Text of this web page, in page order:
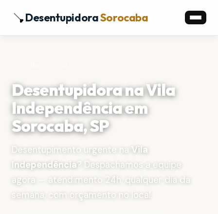
DesentupidoraSorocaba
Desentupidora na Vila
Independência em
Sorocaba, SP
Desentupimento urgente na Vila
Independência? Despachamos a equipe
agora — atendimento 24h, qualquer dia da
semana, com orçamento no local.